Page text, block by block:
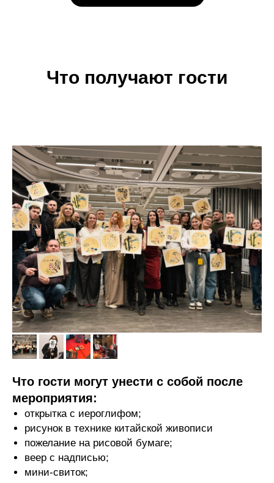
Что получают гости
Что гости могут унести с собой после
мероприятия:
открытка с иероглифом;
рисунок в технике китайской живописи
пожелание на рисовой бумаге;
веер с надписью;
мини-свиток;